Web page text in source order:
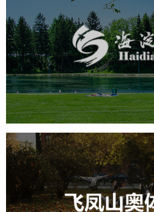
海淀
旅游休闲 公园 AI人工智能
智能大数据平台
AR太
飞凤山奥